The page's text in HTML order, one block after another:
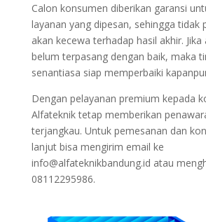
Calon konsumen diberikan garansi
layanan yang dipesan, sehingga tidak
akan kecewa terhadap hasil akhir.
belum terpasang dengan baik, maka
senantiasa siap memperbaiki
Dengan pelayanan premium kepada
Alfateknik tetap memberikan
terjangkau. Untuk pemesanan dan
lanjut bisa mengirim email ke
info@alfateknikbandung.id atau
08112295986.